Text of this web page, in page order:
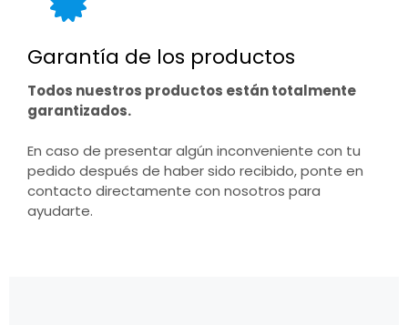
Garantía de los productos
Todos nuestros productos están totalmente
garantizados.
En caso de presentar algún inconveniente con tu
pedido después de haber sido recibido, ponte en
contacto directamente con nosotros para
ayudarte.